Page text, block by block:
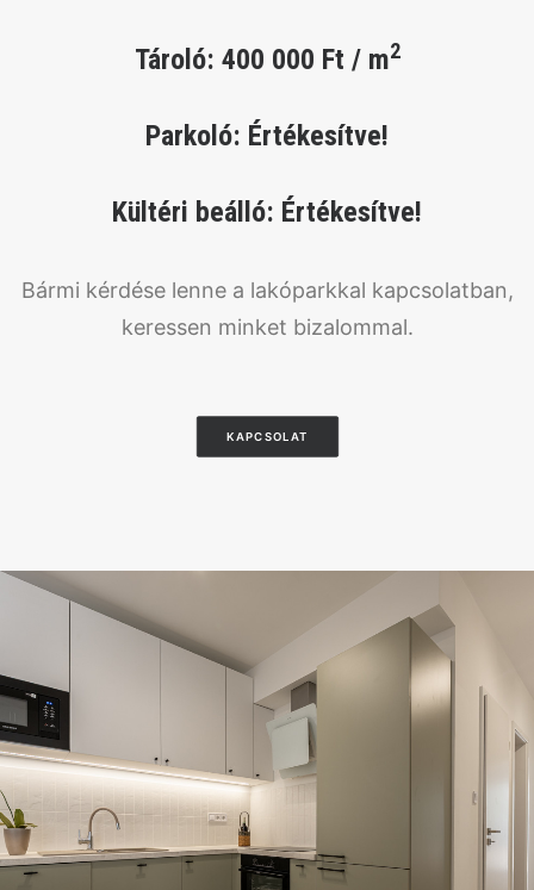
Tároló: 400 000 Ft / m2
Parkoló: Értékesítve!
Kültéri beálló: Értékesítve!
Bármi kérdése lenne a lakóparkkal kapcsolatban,
keressen minket bizalommal.
KAPCSOLAT